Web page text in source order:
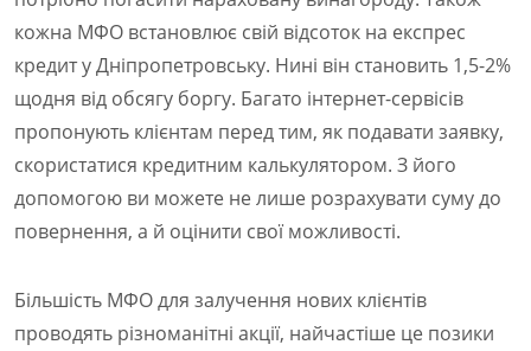
кожна МФО встановлює свій відсоток на експрес
кредит у Дніпропетровську. Нині він становить 1,5-2%
щодня від обсягу боргу. Багато інтернет-сервісів
пропонують клієнтам перед тим, як подавати заявку,
скористатися кредитним калькулятором. З його
допомогою ви можете не лише розрахувати суму до
повернення, а й оцінити свої можливості.
Більшість МФО для залучення нових клієнтів
проводять різноманітні акції, найчастіше це позики